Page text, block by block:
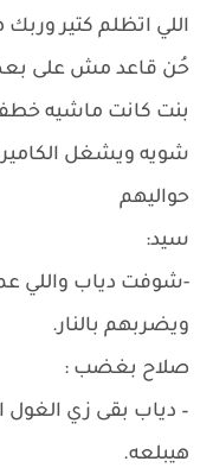
اللي اتظلم كتير
حُن قاعد مش على
بنت كانت ماشيه
شويه ويشغل
حواليهم
سيد:
-شوفت دياب واللي
ويضربهم بالنار.
صلاح بغضب :
– دياب بقى زي
هيبلعه.